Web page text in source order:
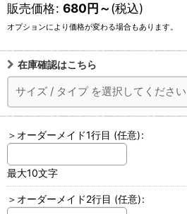
販売価格: 680円～(税込)
オプションにより価格が変わる場合もあります。
在庫確認はこちら
サイズ / タイプ を選択してください
＞オーダーメイド1行目 (任意):
最大10文字
＞オーダーメイド2行目 (任意):